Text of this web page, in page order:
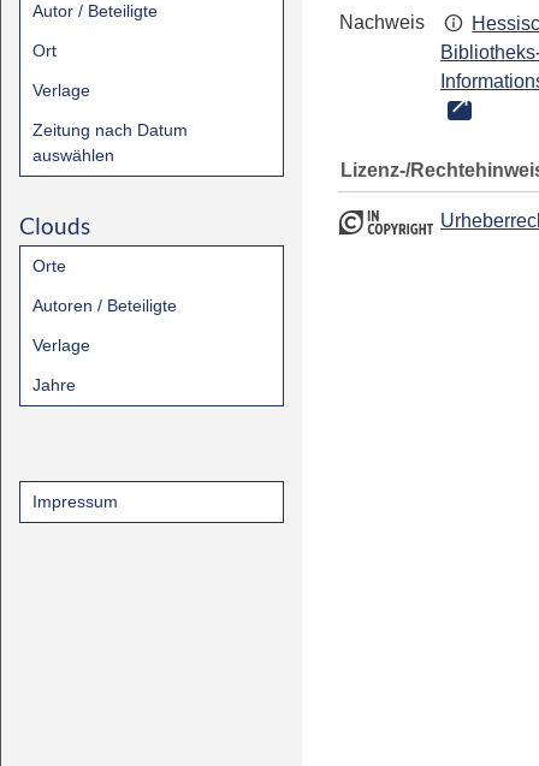
Autor / Beteiligte
Ort
Verlage
Zeitung nach Datum
auswählen
Clouds
Orte
Autoren / Beteiligte
Verlage
Jahre
Impressum
Nachweis
Lizenz-/